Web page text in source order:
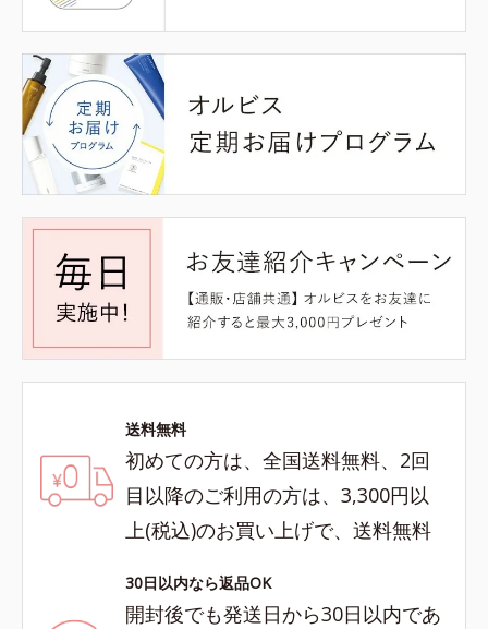
送料無料
初めての方は、全国送料無料、2回
目以降のご利用の方は、3,300円以
上(税込)のお買い上げで、送料無料
30日以内なら返品OK
開封後でも発送日から30日以内であ